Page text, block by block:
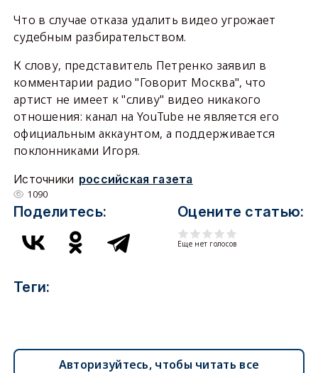
Что в случае отказа удалить видео угрожает
судебным разбирательством.
К слову, представитель Петренко заявил в
комментарии радио "Говорит Москва", что
артист не имеет к "сливу" видео никакого
отношения: канал на YouTube не является его
официальным аккаунтом, а поддерживается
поклонниками Игоря.
Источники российская газета
1090
Поделитесь: Оцените статью:
Еще нет голосов
Теги:
Авторизуйтесь, чтобы читать все